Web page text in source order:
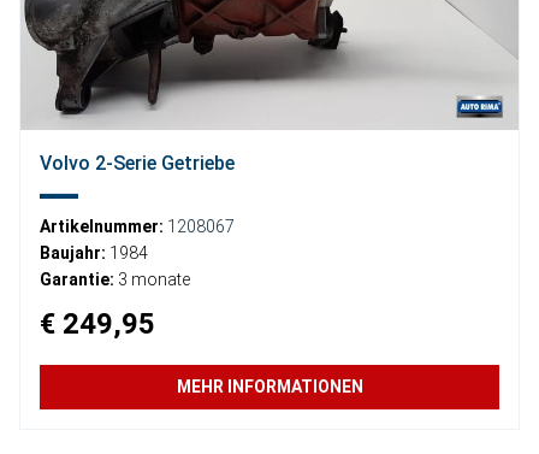
Volvo 2-Serie Getriebe
Artikelnummer: 1208067
Baujahr: 1984
Garantie: 3 monate
€ 249,95
MEHR INFORMATIONEN